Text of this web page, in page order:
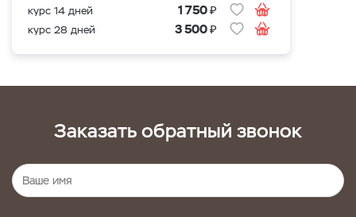
курс 14 дней 1 750₽
курс 28 дней 3 500₽
Заказать обратный звонок